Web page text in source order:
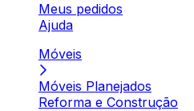
Meus pedidos
Ajuda
Móveis
Móveis Planejados
Reforma e Construção